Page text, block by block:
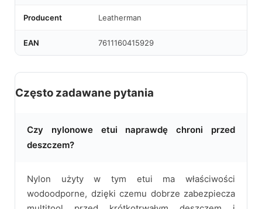
Producent Leatherman
EAN 7611160415929
Często zadawane pytania
Czy nylonowe etui naprawdę chroni przed
deszczem?
Nylon użyty w tym etui ma właściwości
wodoodporne, dzięki czemu dobrze zabezpiecza